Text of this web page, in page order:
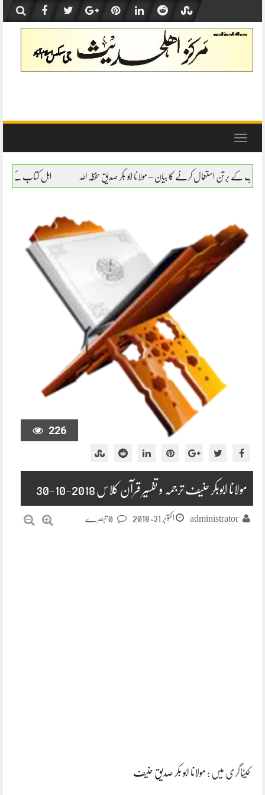
content
Toggle
بیان – مولانا ابو بکر صدیق حفظہ اللہ اہل کتاب کے برتن استعمال کرنے کا بیان –
226
مولانا ابوبکر حنیف ترجمہ و تفسیر قرآن کلاس 2018-10-30
administrator اکتوبر 31, 2018
کیٹاگری میں : مولانا ابو بکر صدیق حنیف